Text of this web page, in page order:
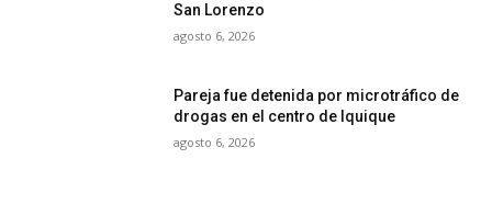
San Lorenzo
agosto 6, 2026
Pareja fue detenida por microtráfico de
drogas en el centro de Iquique
agosto 6, 2026